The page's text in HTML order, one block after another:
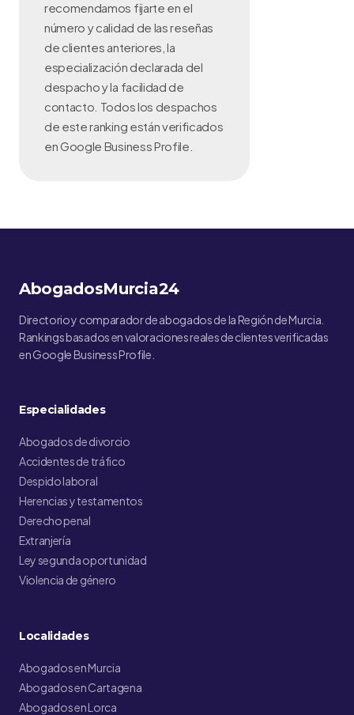
recomendamos fijarte en el
número y calidad de las reseñas
de clientes anteriores, la
especialización declarada del
despacho y la facilidad de
contacto. Todos los despachos
de este ranking están verificados
en Google Business Profile.
AbogadosMurcia24
Directorio y comparador de abogados de la Región de Murcia.
Rankings basados en valoraciones reales de clientes verificadas
en Google Business Profile.
Especialidades
Abogados de divorcio
Accidentes de tráfico
Despido laboral
Herencias y testamentos
Derecho penal
Extranjería
Ley segunda oportunidad
Violencia de género
Localidades
Abogados en Murcia
Abogados en Cartagena
Abogados en Lorca